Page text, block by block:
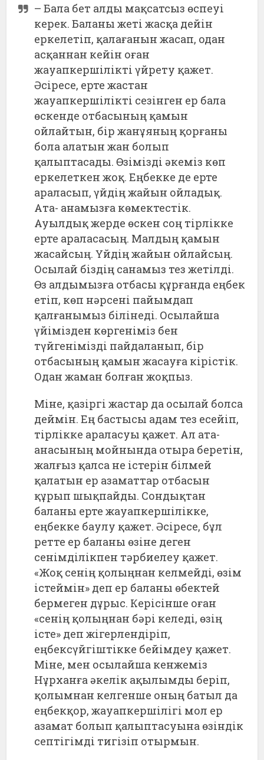
– Бала бет алды мақсатсыз өспеуі
керек. Баланы жеті жасқа дейін
еркелетіп, қалағанын жасап, одан
асқаннан кейін оған
жауапкершілікті үйрету қажет.
Әсіресе, ерте жастан
жауапкершілікті сезінген ер бала
өскенде отбасының қамын
ойлайтын, бір жанұяның қорғаны
бола алатын жан болып
қалыптасады. Өзімізді әкеміз көп
еркелеткен жоқ. Еңбекке де ерте
араласып, үйдің жайын ойладық.
Ата- анамызға көмектестік.
Ауылдық жерде өскен соң тірлікке
ерте араласасың. Малдың қамын
жасайсың. Үйдің жайын ойлайсың.
Осылай біздің санамыз тез жетілді.
Өз алдымызға отбасы құрғанда еңбек
етіп, көп нәрсені пайымдап
қалғанымыз білінеді. Осылайша
үйімізден көргеніміз бен
түйгенімізді пайдаланып, бір
отбасының қамын жасауға кірістік.
Одан жаман болған жоқпыз.
Міне, қазіргі жастар да осылай болса
деймін. Ең бастысы адам тез есейіп,
тірлікке араласуы қажет. Ал ата-
анасының мойнында отыра беретін,
жалғыз қалса не істерін білмей
қалатын ер азаматтар отбасын
құрып шықпайды. Сондықтан
баланы ерте жауапкершілікке,
еңбекке баулу қажет. Әсіресе, бұл
ретте ер баланы өзіне деген
сенімділікпен тәрбиелеу қажет.
«Жоқ сенің қолыңнан келмейді, өзім
істеймін» деп ер баланы өбектей
бермеген дұрыс. Керісінше оған
«сенің қолыңнан бәрі келеді, өзің
істе» деп жігерлендіріп,
еңбексүйгіштікке бейімдеу қажет.
Міне, мен осылайша кенжеміз
Нұрханға әкелік ақылымды беріп,
қолымнан келгенше оның батыл да
еңбекқор, жауапкершілігі мол ер
азамат болып қалыптасуына өзіндік
септігімді тигізіп отырмын.